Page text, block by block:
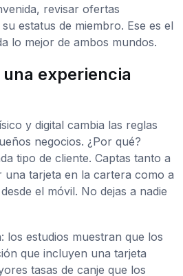
revisar ofertas
estatus de miembro. Ese es el
lo mejor de ambos mundos.
experiencia
y digital cambia las reglas
negocios. ¿Por qué?
tipo de cliente. Captas tanto a
una tarjeta en la cartera como a
el móvil. No dejas a nadie
los estudios muestran que los
que incluyen una tarjeta
tasas de canje que los